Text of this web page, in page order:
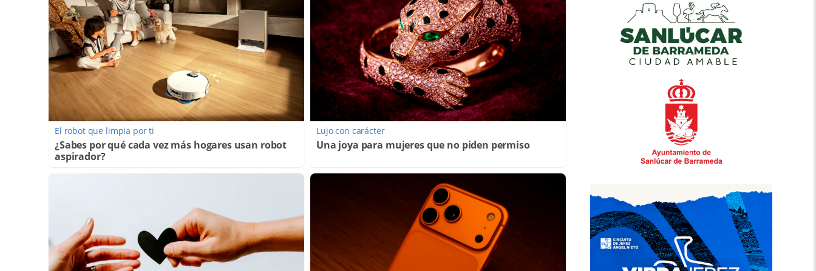
El robot que limpia por ti
¿Sabes por qué cada vez más hogares usan robot
aspirador?
Lujo con carácter
Una joya para mujeres que no piden permiso